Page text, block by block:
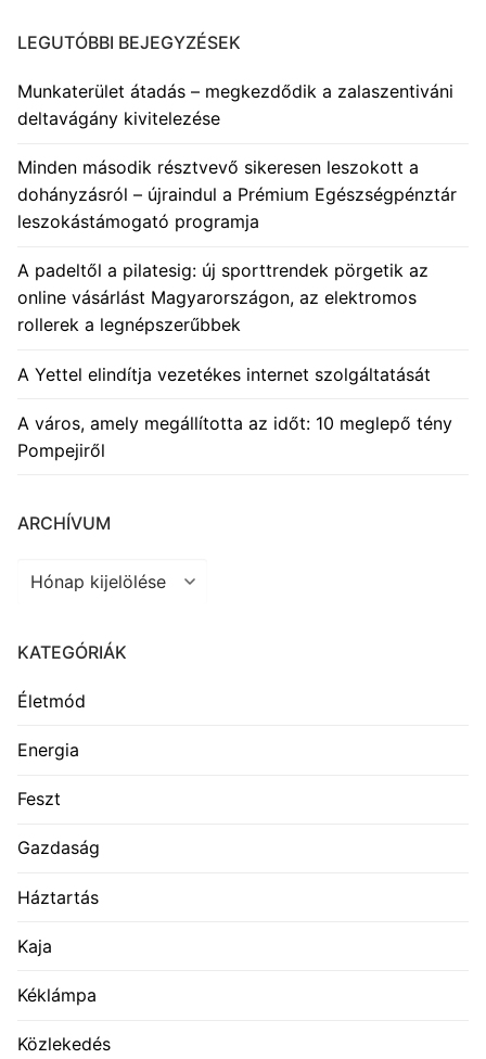
LEGUTÓBBI BEJEGYZÉSEK
Munkaterület átadás – megkezdődik a zalaszentiváni
deltavágány kivitelezése
Minden második résztvevő sikeresen leszokott a
dohányzásról – újraindul a Prémium Egészségpénztár
leszokástámogató programja
A padeltől a pilatesig: új sporttrendek pörgetik az
online vásárlást Magyarországon, az elektromos
rollerek a legnépszerűbbek
A Yettel elindítja vezetékes internet szolgáltatását
A város, amely megállította az időt: 10 meglepő tény
Pompejiről
ARCHÍVUM
Archívum
KATEGÓRIÁK
Életmód
Energia
Feszt
Gazdaság
Háztartás
Kaja
Kéklámpa
Közlekedés